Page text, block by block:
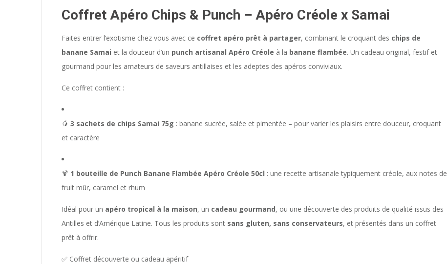
Coffret Apéro Chips & Punch – Apéro Créole x Samai
Faites entrer l’exotisme chez vous avec ce coffret apéro prêt à partager, combinant le croquant des chips de
banane Samai et la douceur d’un punch artisanal Apéro Créole à la banane flambée. Un cadeau original, festif et
gourmand pour les amateurs de saveurs antillaises et les adeptes des apéros conviviaux.
Ce coffret contient :
🥭 3 sachets de chips Samai 75g : banane sucrée, salée et pimentée – pour varier les plaisirs entre douceur, croquant
et caractère
🍹 1 bouteille de Punch Banane Flambée Apéro Créole 50cl : une recette artisanale typiquement créole, aux notes de
fruit mûr, caramel et rhum
Idéal pour un apéro tropical à la maison, un cadeau gourmand, ou une découverte des produits de qualité issus des
Antilles et d’Amérique Latine. Tous les produits sont sans gluten, sans conservateurs, et présentés dans un coffret
prêt à offrir.
✅ Coffret découverte ou cadeau apéritif